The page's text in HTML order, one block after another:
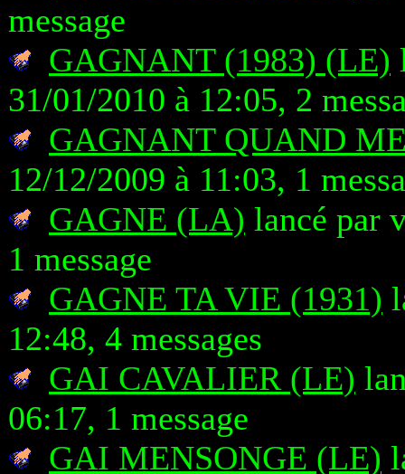
message
GAGNANT (1983) (LE)
31/01/2010 à 12:05, 2
GAGNANT QUAND
12/12/2009 à 11:03, 1
GAGNE (LA) lancé par
1 message
GAGNE TA VIE (1931)
12:48, 4 messages
GAI CAVALIER (LE)
06:17, 1 message
GAI MENSONGE (LE)